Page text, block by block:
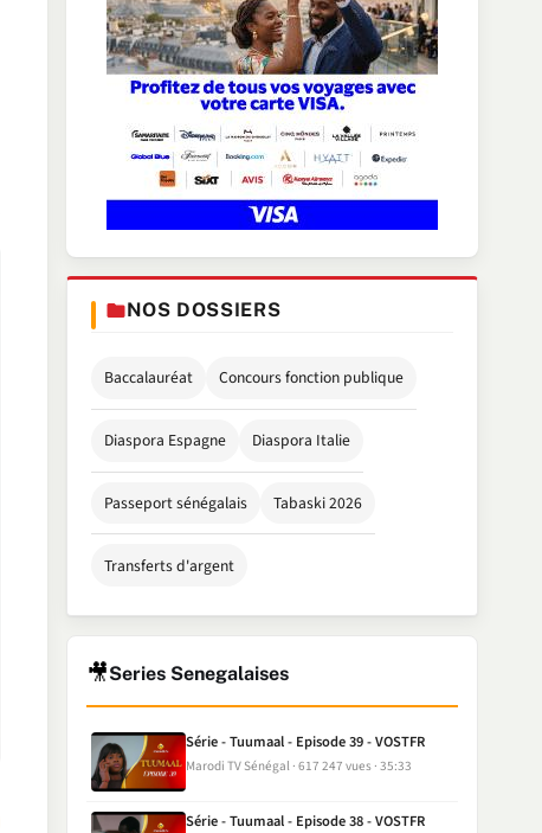
NOS DOSSIERS
Baccalauréat Concours fonction publique
Diaspora Espagne Diaspora Italie
Passeport sénégalais Tabaski 2026
Transferts d'argent
🎥Series Senegalaises
Série - Tuumaal - Episode 39 - VOSTFR
Marodi TV Sénégal 617 247 vues 35:33
Série - Tuumaal - Episode 38 - VOSTFR